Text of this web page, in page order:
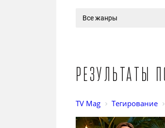
Все жанры
Результаты
TV Mag Тегирование